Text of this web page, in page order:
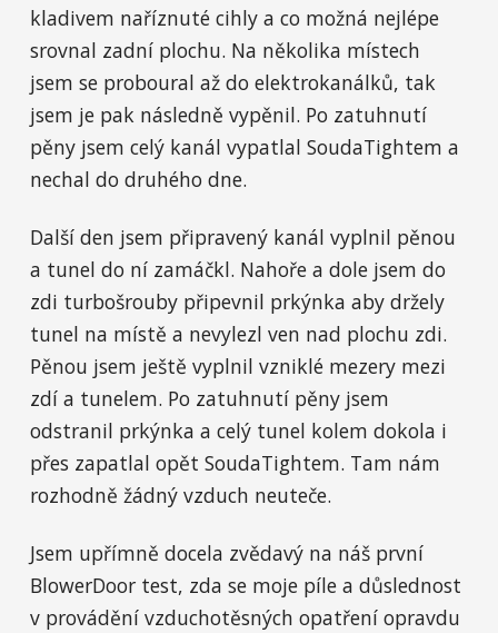
kladivem naříznuté cihly a co možná nejlépe
srovnal zadní plochu. Na několika místech
jsem se proboural až do elektrokanálků, tak
jsem je pak následně vypěnil. Po zatuhnutí
pěny jsem celý kanál vypatlal SoudaTightem a
nechal do druhého dne.
Další den jsem připravený kanál vyplnil pěnou
a tunel do ní zamáčkl. Nahoře a dole jsem do
zdi turbošrouby připevnil prkýnka aby držely
tunel na místě a nevylezl ven nad plochu zdi.
Pěnou jsem ještě vyplnil vzniklé mezery mezi
zdí a tunelem. Po zatuhnutí pěny jsem
odstranil prkýnka a celý tunel kolem dokola i
přes zapatlal opět SoudaTightem. Tam nám
rozhodně žádný vzduch neuteče.
Jsem upřímně docela zvědavý na náš první
BlowerDoor test, zda se moje píle a důslednost
v provádění vzduchotěsných opatření opravdu